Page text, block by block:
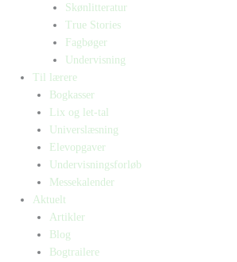
Skønlitteratur
True Stories
Fagbøger
Undervisning
Til lærere
Bogkasser
Lix og let-tal
Universlæsning
Elevopgaver
Undervisningsforløb
Messekalender
Aktuelt
Artikler
Blog
Bogtrailere